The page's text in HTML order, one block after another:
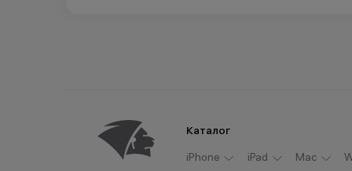
Каталог
iPhone iPad Мас